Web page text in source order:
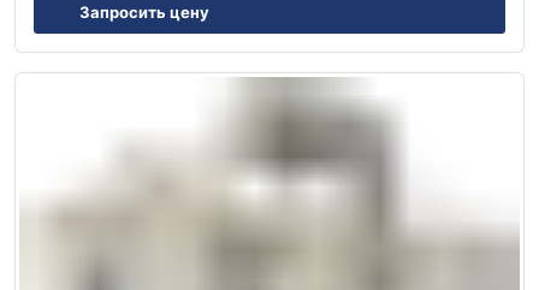
Запросить цену